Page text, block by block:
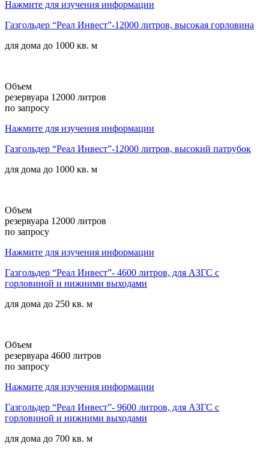
Нажмите для изучения информации
Газгольдер “Реал Инвест”-12000 литров, высокая горловина
для дома до 1000 кв. м
Объем
резервуара 12000 литров
по запросу
Нажмите для изучения информации
Газгольдер “Реал Инвест”-12000 литров, высокий патрубок
для дома до 1000 кв. м
Объем
резервуара 12000 литров
по запросу
Нажмите для изучения информации
Газгольдер “Реал Инвест”- 4600 литров, для АЗГС с
горловиной и нижними выходами
для дома до 250 кв. м
Объем
резервуара 4600 литров
по запросу
Нажмите для изучения информации
Газгольдер “Реал Инвест”- 9600 литров, для АЗГС с
горловиной и нижними выходами
для дома до 700 кв. м